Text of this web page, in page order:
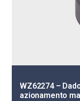
WZ62274 –
azionamento